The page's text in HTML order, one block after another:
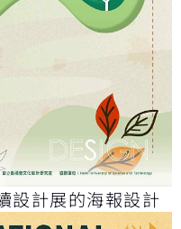
設計展的海報設計